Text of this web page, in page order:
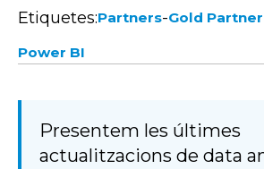
Etiquetes:Partners-Gold Partner
Power BI
Presentem les últimes
actualitzacions de data